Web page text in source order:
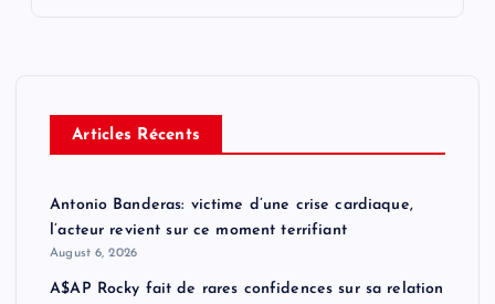
Articles Récents
Antonio Banderas: victime d’une crise cardiaque,
l’acteur revient sur ce moment terrifiant
August 6, 2026
A$AP Rocky fait de rares confidences sur sa relation